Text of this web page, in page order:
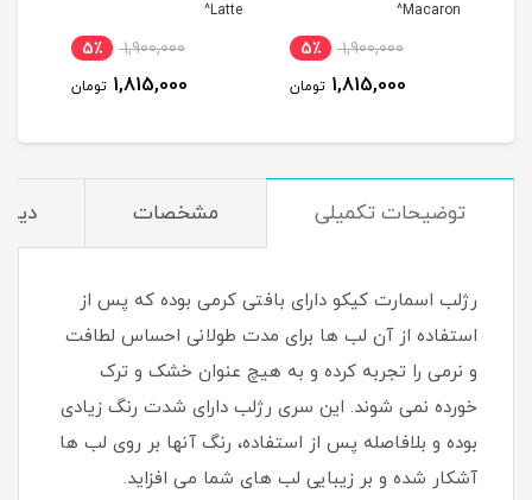
Macaron^
1,900,000 5٪
1,815,000 تومان
Latte^
1,900,000 5٪
1,815,000 تومان
توضیحات تکمیلی مشخصات
رژلب اسمارت کیکو دارای بافتی کرمی بوده که پس از
استفاده از آن لب ها برای مدت طولانی احساس لطافت
و نرمی را تجربه کرده و به هیچ عنوان خشک و ترک
خورده نمی شوند. این سری رژلب دارای شدت رنگ زیادی
بوده و بلافاصله پس از استفاده، رنگ آنها بر روی لب ها
آشکار شده و بر زیبایی لب های شما می افزاید.